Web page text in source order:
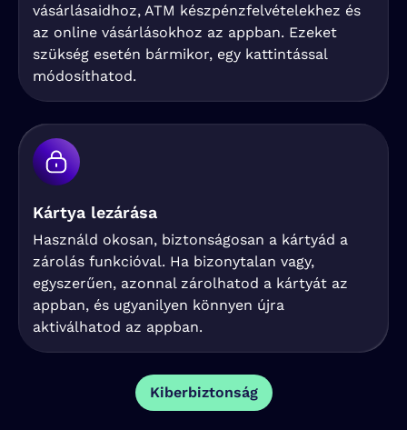
vásárlásaidhoz, ATM készpénzfelvételekhez és
az online vásárlásokhoz az appban. Ezeket
szükség esetén bármikor, egy kattintással
módosíthatod.
Kártya lezárása
Használd okosan, biztonságosan a kártyád a
zárolás funkcióval. Ha bizonytalan vagy,
egyszerűen, azonnal zárolhatod a kártyát az
appban, és ugyanilyen könnyen újra
aktiválhatod az appban.
Kiberbiztonság